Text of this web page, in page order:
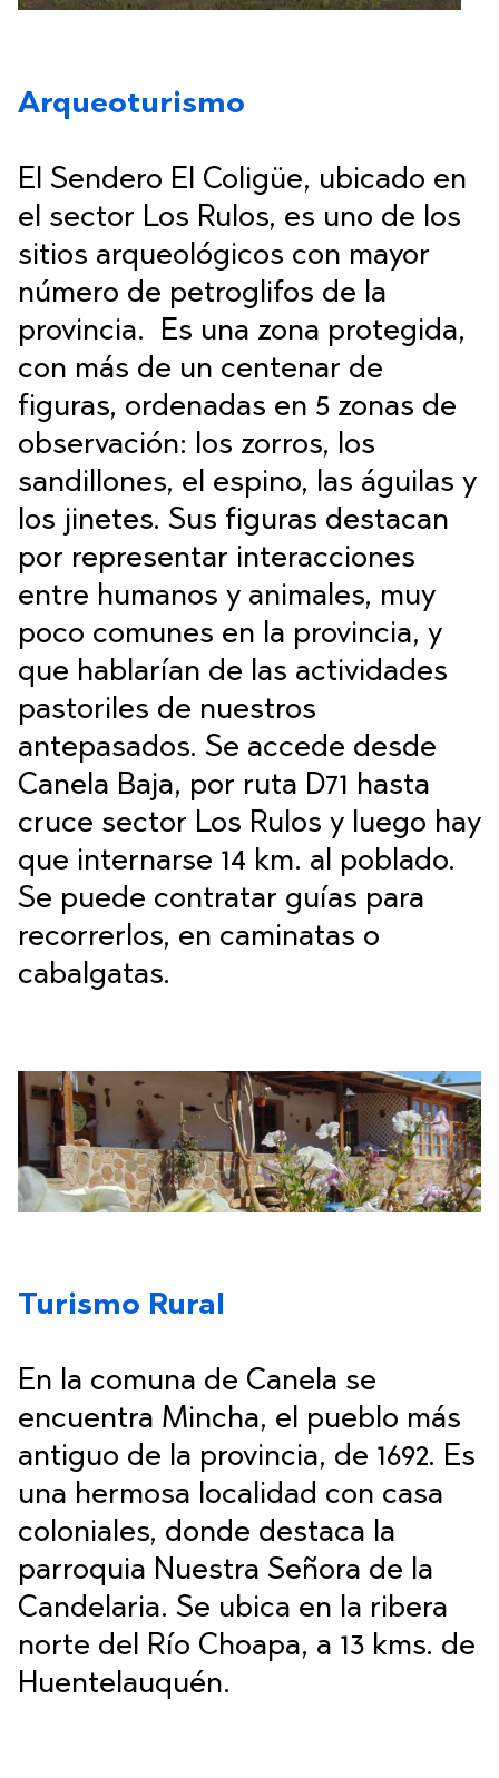
Arqueoturismo
El Sendero El Coligüe, ubicado en
el sector Los Rulos, es uno de los
sitios arqueológicos con mayor
número de petroglifos de la
provincia. Es una zona protegida,
con más de un centenar de
figuras, ordenadas en 5 zonas de
observación: los zorros, los
sandillones, el espino, las águilas y
los jinetes. Sus figuras destacan
por representar interacciones
entre humanos y animales, muy
poco comunes en la provincia, y
que hablarían de las actividades
pastoriles de nuestros
antepasados. Se accede desde
Canela Baja, por ruta D71 hasta
cruce sector Los Rulos y luego hay
que internarse 14 km. al poblado.
Se puede contratar guías para
recorrerlos, en caminatas o
cabalgatas.
Turismo Rural
En la comuna de Canela se
encuentra Mincha, el pueblo más
antiguo de la provincia, de 1692. Es
una hermosa localidad con casa
coloniales, donde destaca la
parroquia Nuestra Señora de la
Candelaria. Se ubica en la ribera
norte del Río Choapa, a 13 kms. de
Huentelauquén.